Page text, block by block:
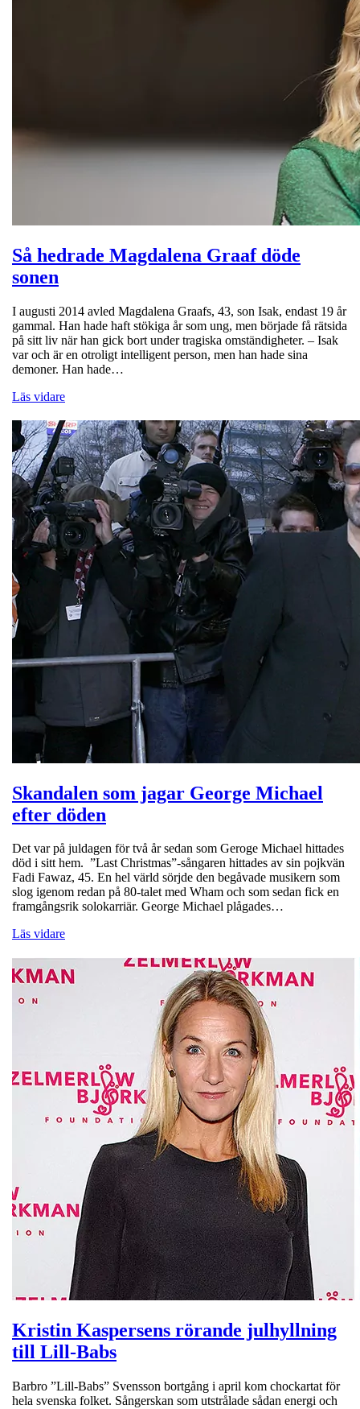
Så hedrade Magdalena Graaf döde
sonen
I augusti 2014 avled Magdalena Graafs, 43, son Isak, endast 19 år
gammal. Han hade haft stökiga år som ung, men började få rätsida
på sitt liv när han gick bort under tragiska omständigheter. – Isak
var och är en otroligt intelligent person, men han hade sina
demoner. Han hade…
Läs vidare
Skandalen som jagar George Michael
efter döden
Det var på juldagen för två år sedan som Geroge Michael hittades
död i sitt hem. ”Last Christmas”-sångaren hittades av sin pojkvän
Fadi Fawaz, 45. En hel värld sörjde den begåvade musikern som
slog igenom redan på 80-talet med Wham och som sedan fick en
framgångsrik solokarriär. George Michael plågades…
Läs vidare
Kristin Kaspersens rörande julhyllning
till Lill-Babs
Barbro ”Lill-Babs” Svensson bortgång i april kom chockartat för
hela svenska folket. Sångerskan som utstrålade sådan energi och